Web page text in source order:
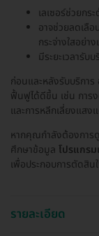
เลเซอร์ช่วยก
อาจช่วยลดเลื
กระจ่างใสอย่า
มีระยะเวลารั
ก่อนและหลังรับบริกา
ฟื้นฟูได้ดีขึ้น เช่น การ
และการหลีกเลี่ยงแส
หากคุณกำลังต้องการ
ศึกษาข้อมูล โปรแกร
เพื่อประกอบการตัดสินใ
รายละเอียด